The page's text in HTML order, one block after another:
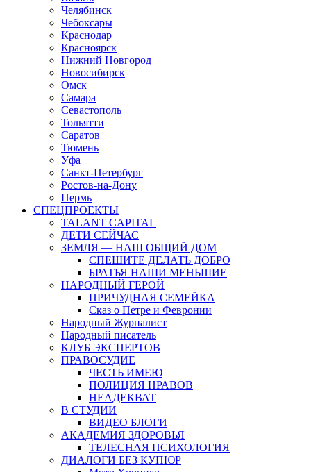
Челябинск
Чебоксары
Краснодар
Красноярск
Нижний Новгород
Новосибирск
Омск
Самара
Севастополь
Тольятти
Саратов
Тюмень
Уфа
Санкт-Петербург
Ростов-на-Дону
Пермь
СПЕЦПРОЕКТЫ
TALANT CAPITAL
ДЕТИ СЕЙЧАС
ЗЕМЛЯ — НАШ ОБЩИЙ ДОМ
СПЕШИТЕ ДЕЛАТЬ ДОБРО
БРАТЬЯ НАШИ МЕНЬШИЕ
НАРОДНЫЙ ГЕРОЙ
ПРИЧУДНАЯ СЕМЕЙКА
Сказ о Петре и Февронии
Народный Журналист
Народный писатель
КЛУБ ЭКСПЕРТОВ
ПРАВОСУДИЕ
ЧЕСТЬ ИМЕЮ
ПОЛИЦИЯ НРАВОВ
НЕАДЕКВАТ
В СТУДИИ
ВИДЕО БЛОГИ
АКАДЕМИЯ ЗДОРОВЬЯ
ТЕЛЕСНАЯ ПСИХОЛОГИЯ
ДИАЛОГИ БЕЗ КУПЮР